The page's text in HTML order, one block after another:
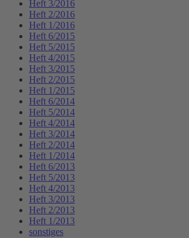
Heft 3/2016
Heft 2/2016
Heft 1/2016
Heft 6/2015
Heft 5/2015
Heft 4/2015
Heft 3/2015
Heft 2/2015
Heft 1/2015
Heft 6/2014
Heft 5/2014
Heft 4/2014
Heft 3/2014
Heft 2/2014
Heft 1/2014
Heft 6/2013
Heft 5/2013
Heft 4/2013
Heft 3/2013
Heft 2/2013
Heft 1/2013
sonstiges